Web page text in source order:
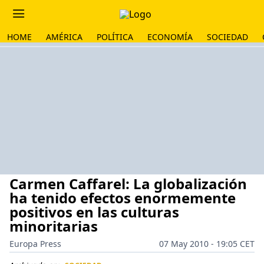
HOME AMÉRICA POLÍTICA ECONOMÍA SOCIEDAD
Carmen Caffarel: La globalización
ha tenido efectos enormemente
positivos en las culturas
minoritarias
Europa Press
07 May 2010 - 19:05 CET